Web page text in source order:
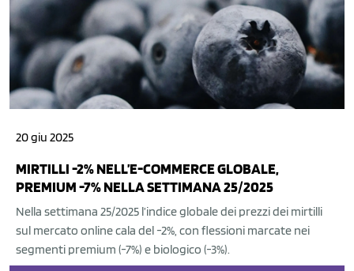
20 giu 2025
MIRTILLI -2% NELL’E-COMMERCE GLOBALE,
PREMIUM -7% NELLA SETTIMANA 25/2025
Nella settimana 25/2025 l’indice globale dei prezzi dei mirtilli
sul mercato online cala del -2%, con flessioni marcate nei
segmenti premium (-7%) e biologico (-3%).